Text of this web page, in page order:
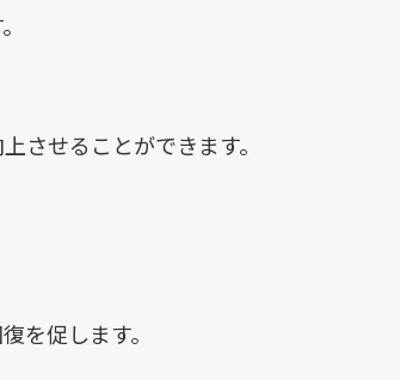
させることができます。
を促します。